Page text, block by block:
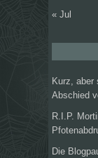
« Jul
Kurz, aber
Abschied
R.I.P.
Die